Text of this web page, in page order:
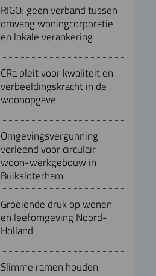
RIGO: geen verband tussen
omvang woningcorporatie
en lokale verankering
CRa pleit voor kwaliteit en
verbeeldingskracht in de
woonopgave
Omgevingsvergunning
verleend voor circulair
woon-werkgebouw in
Buiksloterham
Groeiende druk op wonen
en leefomgeving Noord-
Holland
Slimme ramen houden